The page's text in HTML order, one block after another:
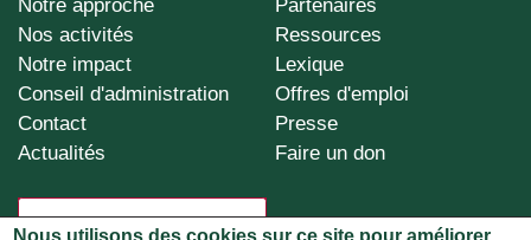
ADA-
footer
Notre approche
Nos activités
Notre impact
Conseil d'administration
Contact
Actualités
Partenaires
Ressources
Lexique
Offres d'emploi
Presse
Faire un don
CONTACTEZ ADA
Nous utilisons des cookies sur ce site pour améliorer